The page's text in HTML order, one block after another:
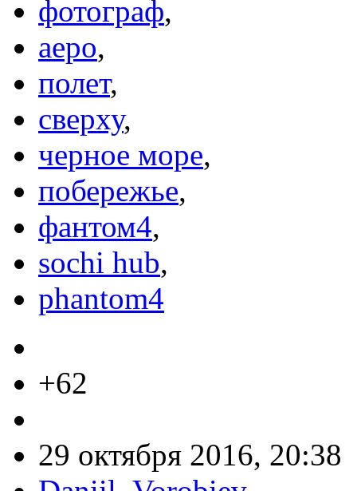
фотограф,
аеро,
полет,
сверху,
черное море,
побережье,
фантом4,
sochi hub,
phantom4
+62
29 октября 2016, 20:38